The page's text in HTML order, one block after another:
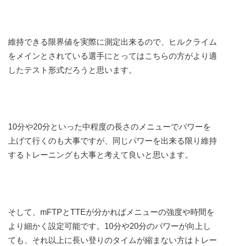
維持できる限界値を実際に測定出来るので、ヒルクライム
をメインとされている選手にとってはこちらの方がより適
したテスト形式だろうと思います。
10分や20分といった中程度の長さのメニューでパワーを
上げて行くのも大事ですが、同じパワーを出来る限り維持
するトレーニングも大事と考えて良いと思います。
そして、mFTPとTTEが分かればメニューの強度や時間を
より細かく設定可能です。10分や20分のパワーが向上し
ても、それ以上に長い登りのタイムが縮まない方はトレー